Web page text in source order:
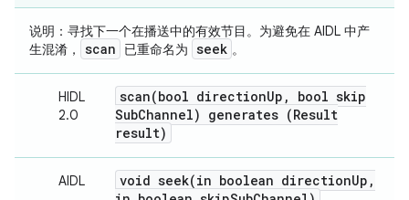
说明： 寻找下一个在播送中的有效节目。 为避免在 AIDL 中产
生混淆，
scan 已重命名为 seek 。
HIDL
2.0
scan(bool directionUp ,
bool skip
SubChannel) generates (Result
result)
AIDL void seek(in boolean directionUp ,